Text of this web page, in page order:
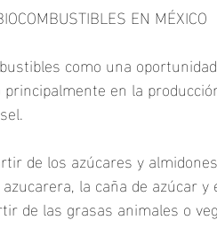
EN MÉXICO
como una
en la
de los azúcares y
la caña de azúcar
de las grasas animales o